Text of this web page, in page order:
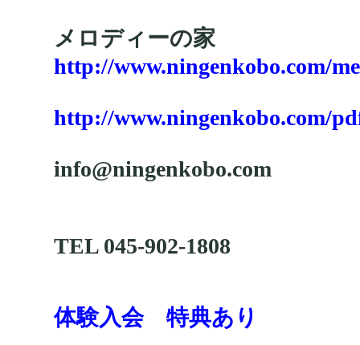
メロディーの家
http://www.ningenkobo.com/
http://www.ningenkobo.com/
info@ningenkobo.com
TEL 045-902-1808
体験入会 特典あり